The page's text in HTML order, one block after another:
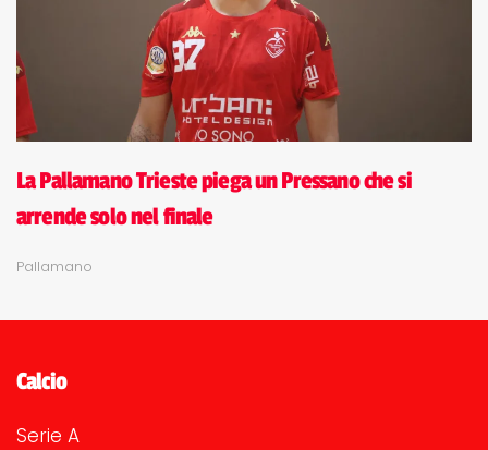
La Pallamano Trieste piega un Pressano che si
arrende solo nel finale
Pallamano
Calcio
Serie A